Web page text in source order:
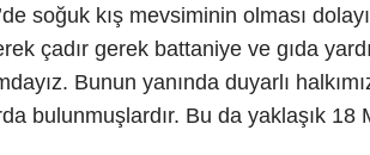
soğuk kış mevsiminin olması
çadır gerek battaniye ve gıda
Bunun yanında duyarlı
bulunmuşlardır. Bu da yaklaşık 18